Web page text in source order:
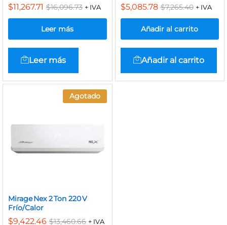
$11,267.71 $16,096.73 + IVA
Leer más
Leer más
$5,085.78 $7,265.40 + IVA
Añadir al carrito
Añadir al carrito
Agotado
Mirage Nex 2 Ton 220 V
Frío/Calor
$9,422.46 $13,460.66 + IVA